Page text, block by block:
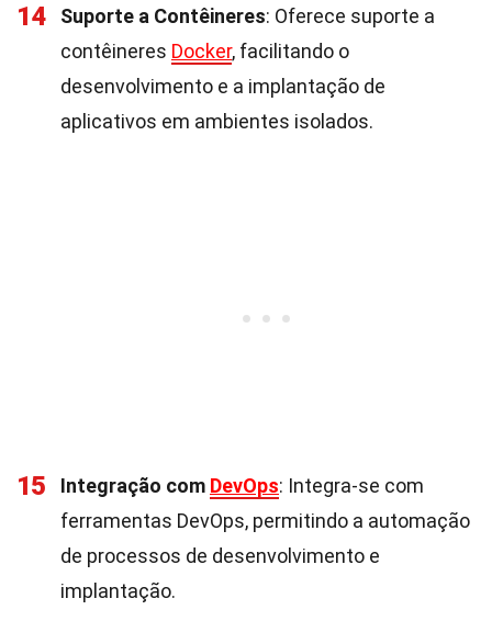
14 Suporte a Contêineres: Oferece suporte a
contêineres Docker, facilitando o
desenvolvimento e a implantação de
aplicativos em ambientes isolados.
15 Integração com DevOps: Integra-se com
ferramentas DevOps, permitindo a automação
de processos de desenvolvimento e
implantação.